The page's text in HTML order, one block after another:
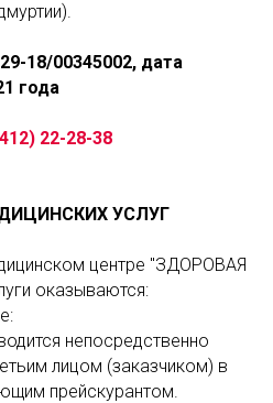
18/00345002, дата
года
22-28-38
УСЛУГ
центре "ЗДОРОВАЯ
оказываются:
непосредственно
лицом (заказчиком) в
прейскурантом.